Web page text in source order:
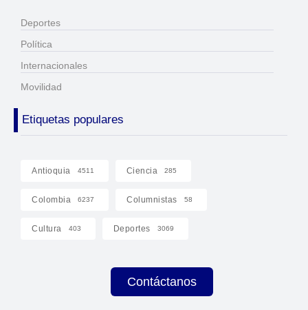
Deportes
Política
Internacionales
Movilidad
Etiquetas populares
Antioquia 4511 Ciencia 285
Colombia 6237 Columnistas 58
Cultura 403 Deportes 3069
Contáctanos